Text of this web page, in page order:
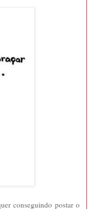
conseguindo postar o